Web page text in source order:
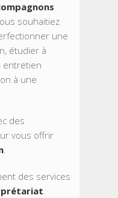
souhaitiez
une
étudier à
entretien
à une
des
vous offrir
.
des services
.